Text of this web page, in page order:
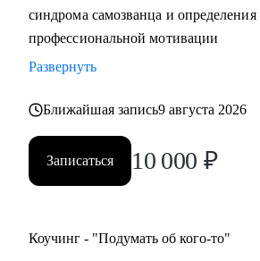
синдрома самозванца и
профессиональной мотивации
Развернуть
Ближайшая запись9 августа 2026
Записаться 10 000 ₽
Коучинг - "Подумать об кого-то"